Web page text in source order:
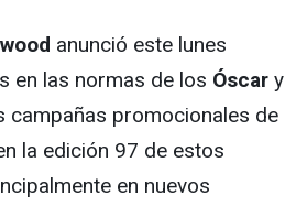
anunció este lunes
en las normas de los Óscar y
campañas promocionales de
la edición 97 de estos
en nuevos